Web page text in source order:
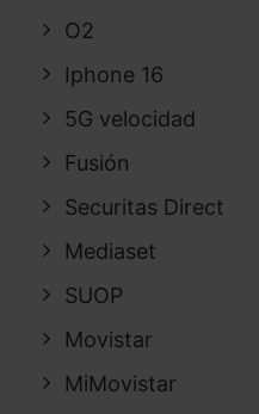
O2
Iphone 16
5G velocidad
Fusión
Securitas Direct
Mediaset
SUOP
Movistar
MiMovistar